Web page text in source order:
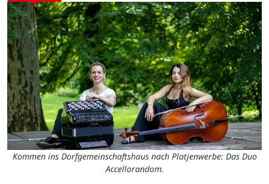
Kommen ins Dorfgemeinschaftshaus nach Platjenwerbe: Das Duo
Accellorandom.